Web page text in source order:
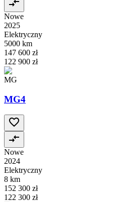
Nowe
2025
Elektryczny
5000 km
147 600 zł
122 900 zł
MG
MG4
Nowe
2024
Elektryczny
8 km
152 300 zł
122 300 zł